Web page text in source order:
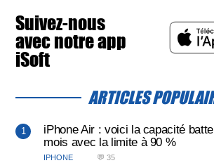
Suivez-nous
avec notre app
iSoft
ARTICLES
iPhone Air : voici la capacité
mois avec la limite à 90 %
IPHONE 💬 35